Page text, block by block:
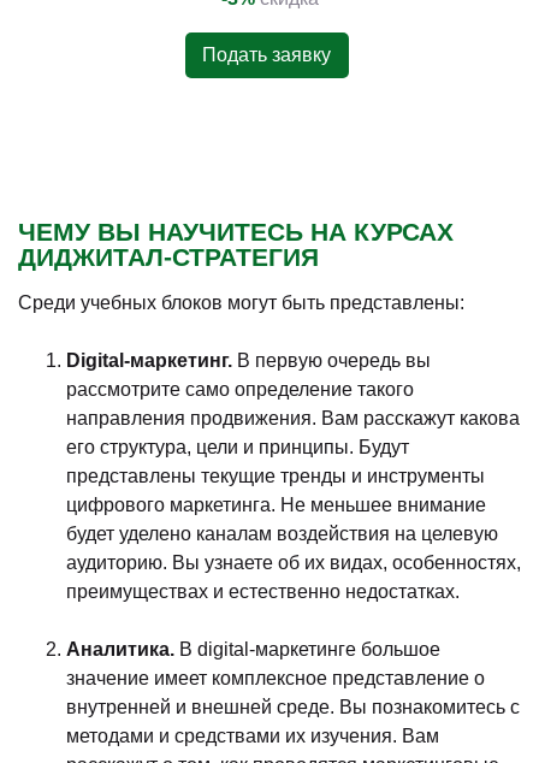
Подать заявку
ЧЕМУ ВЫ НАУЧИТЕСЬ НА КУРСАХ
ДИДЖИТАЛ-СТРАТЕГИЯ
Среди учебных блоков могут быть представлены:
Digital-маркетинг. В первую очередь вы
рассмотрите само определение такого
направления продвижения. Вам расскажут какова
его структура, цели и принципы. Будут
представлены текущие тренды и инструменты
цифрового маркетинга. Не меньшее внимание
будет уделено каналам воздействия на целевую
аудиторию. Вы узнаете об их видах, особенностях,
преимуществах и естественно недостатках.
Аналитика. В digital-маркетинге большое
значение имеет комплексное представление о
внутренней и внешней среде. Вы познакомитесь с
методами и средствами их изучения. Вам